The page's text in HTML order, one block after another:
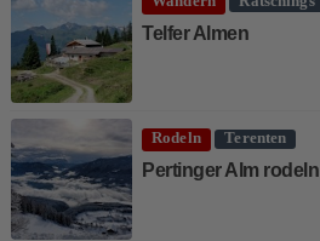
Telfer Almen
Rodeln Terenten
Pertinger Alm rodeln